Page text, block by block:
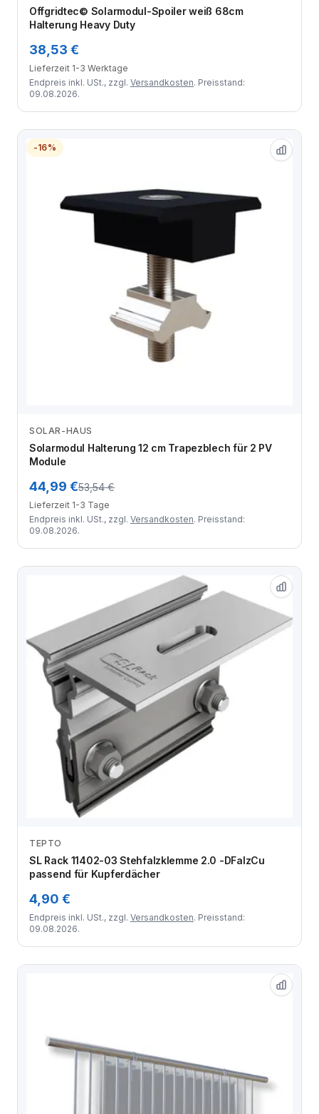
Offgridtec© Solarmodul-Spoiler weiß 68cm
Halterung Heavy Duty
38,53 €
Lieferzeit 1-3 Werktage
Endpreis inkl. USt., zzgl. Versandkosten. Preisstand:
09.08.2026.
-16%
SOLAR-HAUS
Solarmodul Halterung 12 cm Trapezblech für 2 PV
Module
44,99 €53,54 €
Lieferzeit 1-3 Tage
Endpreis inkl. USt., zzgl. Versandkosten. Preisstand:
09.08.2026.
TEPTO
SL Rack 11402-03 Stehfalzklemme 2.0 -DFalzCu
passend für Kupferdächer
4,90 €
Endpreis inkl. USt., zzgl. Versandkosten. Preisstand:
09.08.2026.